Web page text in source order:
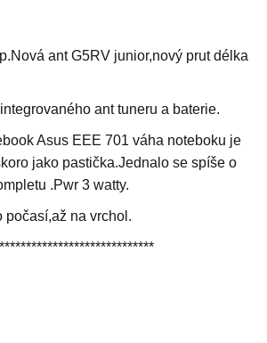
ant G5RV junior,nový prut délka
ant tuneru a baterie.
Asus EEE 701 váha noteboku je
jako pastička.Jednalo se spíše o
.Pwr 3 watty.
počasí,až na vrchol.